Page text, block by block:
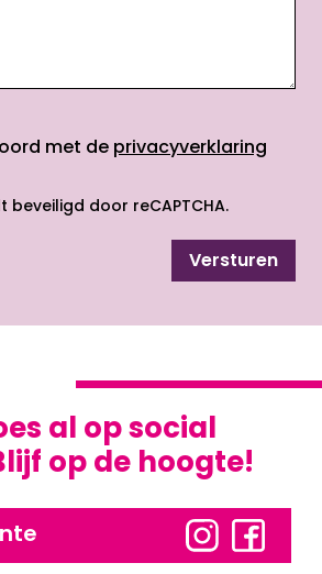
met de privacyverklaring
beveiligd door reCAPTCHA.
Versturen
al op social
op de hoogte!